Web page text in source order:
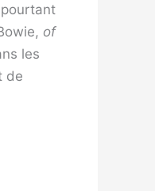
of
les
de